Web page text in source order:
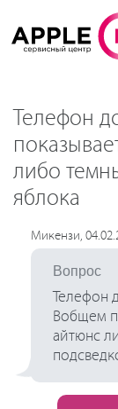
Телефон
либо
яблока
Микензи,
Вопрос
Телефон
Вобщем
айтюнс